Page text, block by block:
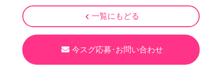
一覧にもどる
今スグ応募･お問い合わせ